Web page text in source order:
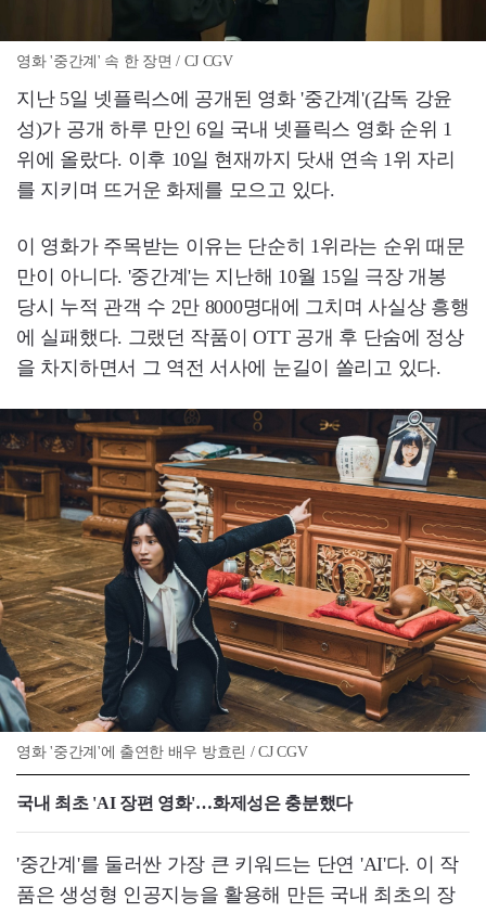
영화 '중간계' 속 한 장면 / CJ CGV
지난 5일 넷플릭스에 공개된 영화 '중간계'(감독 강윤
성)가 공개 하루 만인 6일 국내 넷플릭스 영화 순위 1
위에 올랐다. 이후 10일 현재까지 닷새 연속 1위 자리
를 지키며 뜨거운 화제를 모으고 있다.
이 영화가 주목받는 이유는 단순히 1위라는 순위 때문
만이 아니다. '중간계'는 지난해 10월 15일 극장 개봉
당시 누적 관객 수 2만 8000명대에 그치며 사실상 흥행
에 실패했다. 그랬던 작품이 OTT 공개 후 단숨에 정상
을 차지하면서 그 역전 서사에 눈길이 쏠리고 있다.
영화 '중간계'에 출연한 배우 방효린 / CJ CGV
국내 최초 'AI 장편 영화'…화제성은 충분했다
'중간계'를 둘러싼 가장 큰 키워드는 단연 'AI'다. 이 작
품은 생성형 인공지능을 활용해 만든 국내 최초의 장